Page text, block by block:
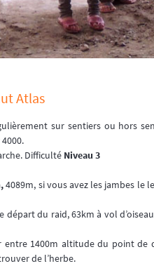
Atlas
sur sentiers ou hors
Difficulté Niveau 3
4089m, si vous avez les jambes le
du raid, 63km à vol
entre 1400m altitude du point
de l’herbe.